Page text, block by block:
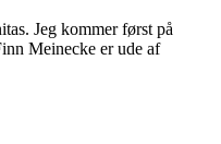
Jeg kommer først på
Meinecke er ude af